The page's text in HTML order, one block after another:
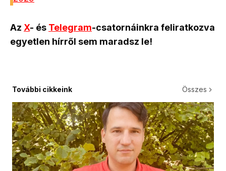
Az X- és Telegram-csatornáinkra feliratkozva
egyetlen hírről sem maradsz le!
További cikkeink Összes